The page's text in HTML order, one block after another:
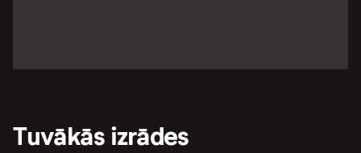
Tuvākās izrādes